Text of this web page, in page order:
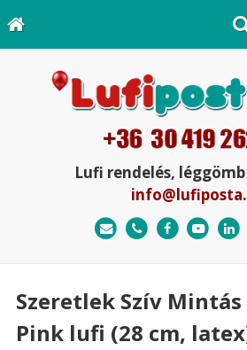
Lufi rendelés,
Szeretlek Szív Mintás
Pink lufi (28 cm,